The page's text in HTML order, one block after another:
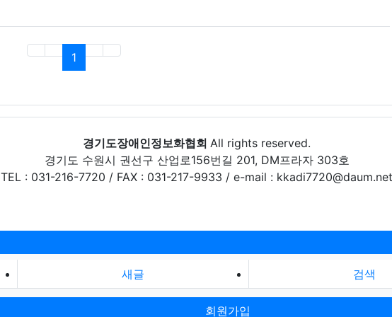
1(current)
경기도장애인정보화협회 All rights reserved.
경기도 수원시 권선구 산업로156번길 201, DM프라자 303호
TEL : 031-216-7720 / FAX : 031-217-9933 / e-mail : kkadi7720@daum.net
새글 검색
회원가입